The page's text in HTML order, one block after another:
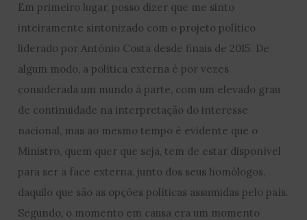
Em primeiro lugar, posso dizer que me sinto
inteiramente sintonizado com o projeto político
liderado por António Costa desde finais de 2015. De
algum modo, a política externa é por vezes
considerada um mundo à parte, com um elevado grau
de continuidade na interpretação do interesse
nacional, mas ao mesmo tempo é evidente que o
Ministro, quem quer que seja, tem de estar disponível
para ser a face externa, junto dos seus homólogos,
daquilo que são as opções políticas assumidas pelo país.
Segundo, o momento em causa era um momento